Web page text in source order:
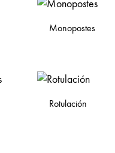
Monopostes
Rotulación